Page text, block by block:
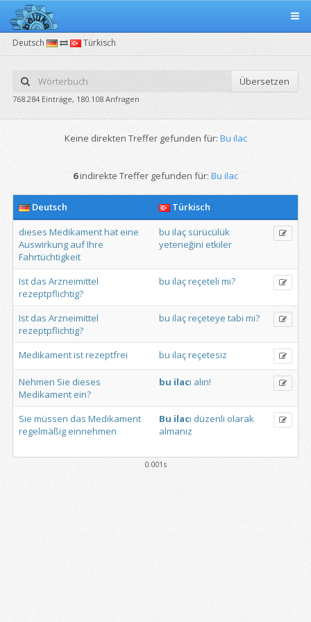
Deutsch Türkisch
Übersetzen
768.284 Einträge, 180.108 Anfragen
Keine direkten Treffer gefunden für: Bu ilac
6indirekte Treffer gefunden für: Bu ilac
Deutsch
Türkisch
dieses Medikamenthat eine
Auswirkung aufIhre
Fahrtüchtigkeit
bu ilaç sürücülük
yeteneğini etkiler
Ist das Arzneimittel
rezeptpflichtig?
bu ilaçreçeteli mi?
Ist das Arzneimittel
rezeptpflichtig?
bu ilaçreçeteye tabi mi?
Medikamentistrezeptfrei bu ilaçreçetesiz
Nehmen Sie dieses
Medikament ein?
bu ilacı alın!
Sie müssen das Medikament
regelmäßig einnehmen
Bu ilacı düzenli olarak
almanız
0.001s